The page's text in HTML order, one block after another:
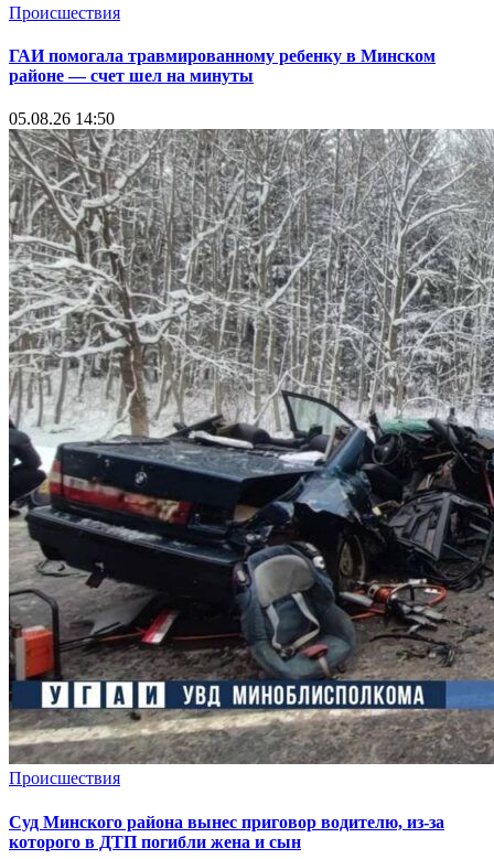
Происшествия
ГАИ помогала травмированному ребенку в Минском
районе — счет шел на минуты
05.08.26 14:50
Происшествия
Суд Минского района вынес приговор водителю, из-за
которого в ДТП погибли жена и сын